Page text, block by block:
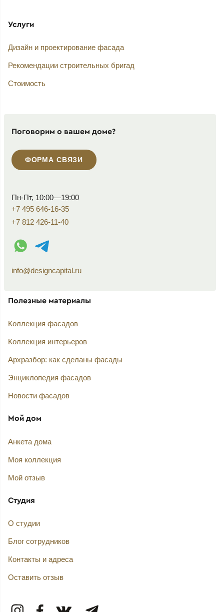
Услуги
Дизайн и проектирование фасада
Рекомендации строительных бригад
Стоимость
Поговорим о вашем доме?
ФОРМА СВЯЗИ
Пн-Пт, 10:00—19:00
+7 495 646-16-35
+7 812 426-11-40
WhatsApp контакт
Telegram контакт
info@designcapital.ru
Полезные материалы
Коллекция фасадов
Коллекция интерьеров
Архразбор: как сделаны фасады
Энциклопедия фасадов
Новости фасадов
Мой дом
Анкета дома
Моя коллекция
Мой отзыв
Студия
О студии
Блог сотрудников
Контакты и адреса
Оставить отзыв